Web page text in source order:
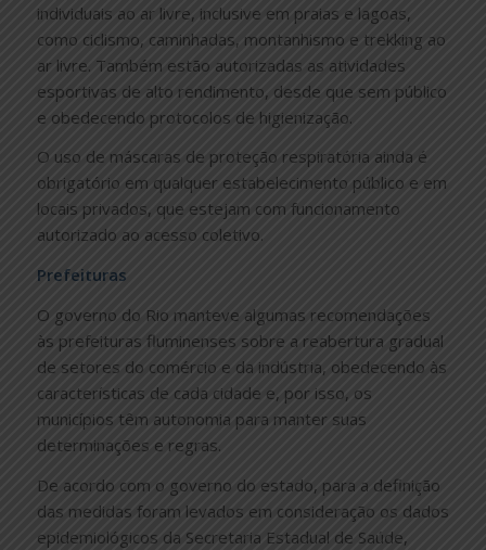
individuais ao ar livre, inclusive em praias e lagoas,
como ciclismo, caminhadas, montanhismo e trekking ao
ar livre. Também estão autorizadas as atividades
esportivas de alto rendimento, desde que sem público
e obedecendo protocolos de higienização.
O uso de máscaras de proteção respiratória ainda é
obrigatório em qualquer estabelecimento público e em
locais privados, que estejam com funcionamento
autorizado ao acesso coletivo.
Prefeituras
O governo do Rio manteve algumas recomendações
às prefeituras fluminenses sobre a reabertura gradual
de setores do comércio e da indústria, obedecendo às
características de cada cidade e, por isso, os
municípios têm autonomia para manter suas
determinações e regras.
De acordo com o governo do estado, para a definição
das medidas foram levados em consideração os dados
epidemiológicos da Secretaria Estadual de Saúde,